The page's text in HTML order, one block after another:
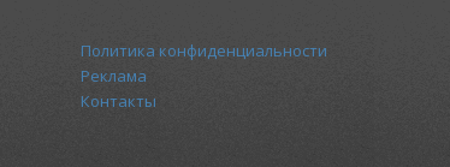
Политика конфиденциальности
Реклама
Контакты